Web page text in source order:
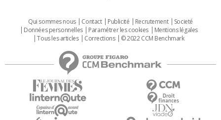
Qui sommes nous Contact Publicité Recrutement
Societé
Données personnelles
Paramétrer les cookies
Mentions légales
Tous les articles
Corrections © 2022 CCM Benchmark